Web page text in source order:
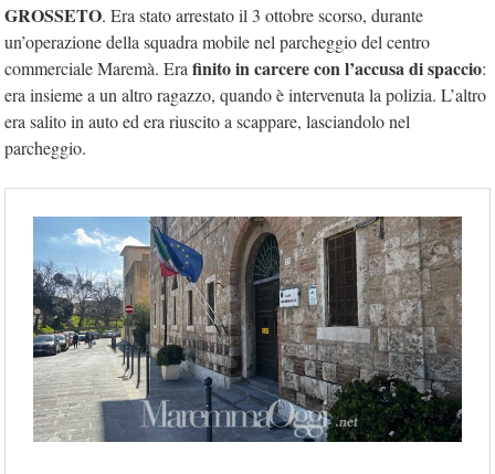
GROSSETO. Era stato arrestato il 3 ottobre scorso, durante
un’operazione della squadra mobile nel parcheggio del centro
commerciale Maremà. Era finito in carcere con l’accusa di spaccio:
era insieme a un altro ragazzo, quando è intervenuta la polizia. L’altro
era salito in auto ed era riuscito a scappare, lasciandolo nel
parcheggio.